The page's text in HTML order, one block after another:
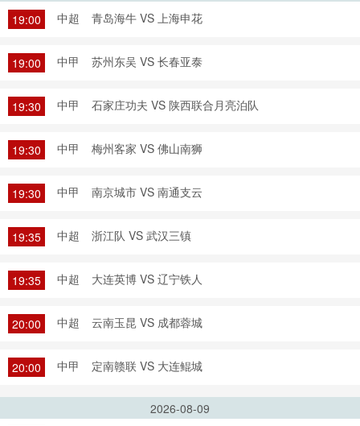
19:00
中超 青岛海牛 VS 上海申花
19:00 中甲 苏州东吴 VS 长春亚泰
19:30 中甲 石家庄功夫 VS 陕西联合月亮泊队
19:30 中甲 梅州客家 VS 佛山南狮
19:30 中甲 南京城市 VS 南通支云
19:35 中超 浙江队 VS 武汉三镇
19:35 中超 大连英博 VS 辽宁铁人
20:00 中超 云南玉昆 VS 成都蓉城
20:00 中甲 定南赣联 VS 大连鲲城
2026-08-09